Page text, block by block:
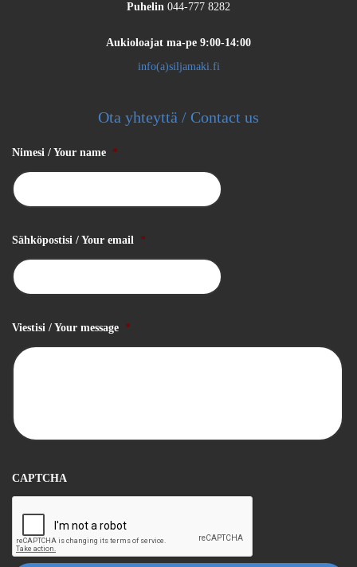
Puhelin 044-777 8282
Aukioloajat ma-pe 9:00-14:00
info(a)siljamaki.fi
Ota yhteyttä / Contact us
Nimesi / Your name *
Sähköpostisi / Your email *
Viestisi / Your message *
CAPTCHA